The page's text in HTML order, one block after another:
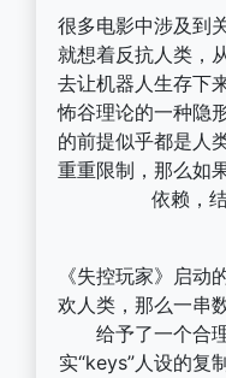
很多电影中涉及到
就想着反抗人类，
去让机器人生存下
怖谷理论的一种隐
的前提似乎都是人
重重限制，那么如
依赖，
《失控玩家》启动
欢人类，那么一串
给予了一个合
实“keys”人设的复